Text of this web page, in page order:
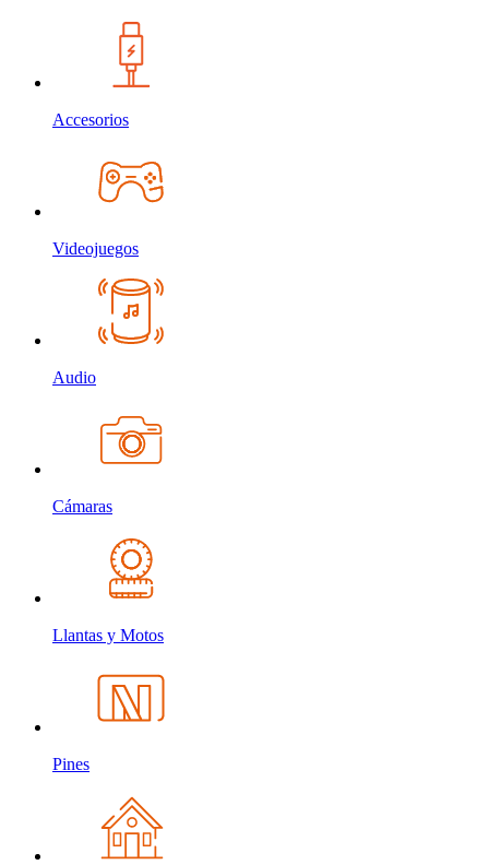
Accesorios
Videojuegos
Audio
Cámaras
Llantas y Motos
Pines